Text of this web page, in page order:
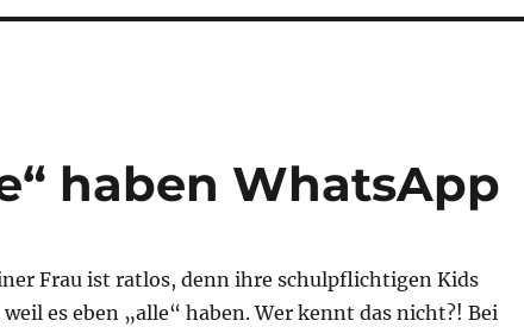
haben WhatsApp
Frau ist ratlos, denn ihre schulpflichtigen Kids
es eben „alle“ haben. Wer kennt das nicht?! Bei